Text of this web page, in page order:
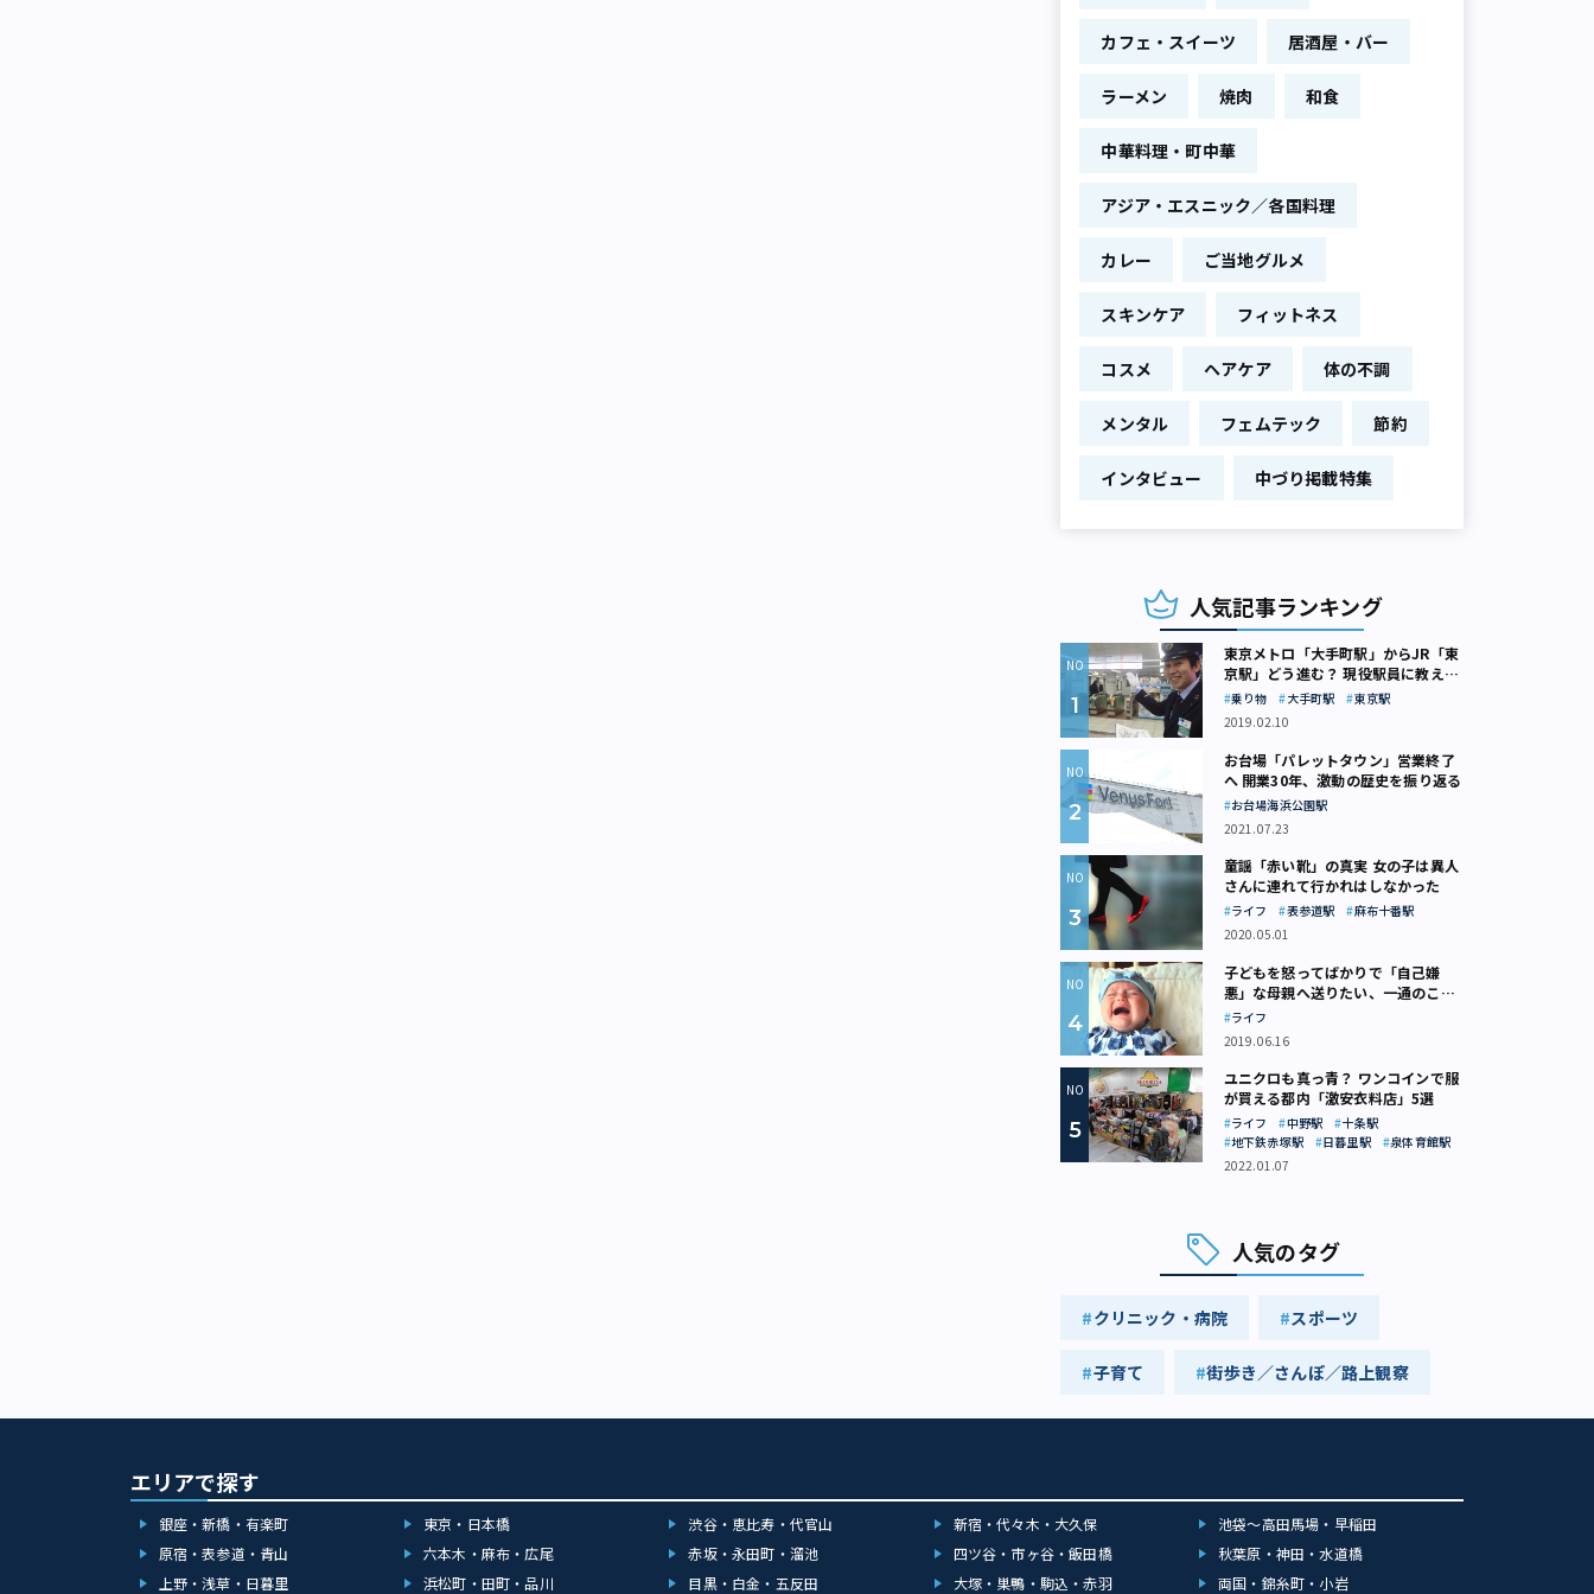
カフェ・スイーツ 居酒屋・バー
ラーメン 焼肉 和食
中華料理・町中華
アジア・エスニック／各国料理
カレー ご当地グルメ
スキンケア フィットネス
コスメ ヘアケア 体の不調
メンタル フェムテック 節約
インタビュー 中づり掲載特集
人気記事ランキング
東京メトロ「大手町駅」からJR「東
京駅」どう進む？ 現役駅員に教えて
もらいました
乗り物 大手町駅
東京駅
2019.02.10
お台場「パレットタウン」営業終了
へ 開業30年、激動の歴史を振り返る
お台場海浜公園駅
2021.07.23
童謡「赤い靴」の真実 女の子は異人
さんに連れて行かれはしなかった
ライフ 表参道駅
麻布十番駅
2020.05.01
子どもを怒ってばかりで「自己嫌
悪」な母親へ送りたい、一通のここ
ろの処方箋
ライフ
2019.06.16
ユニクロも真っ青？ ワンコインで服
が買える都内「激安衣料店」5選
ライフ 中野駅
十条駅
地下鉄赤塚駅
日暮里駅
泉体育館駅
2022.01.07
人気のタグ
クリニック・病院 スポーツ
子育て 街歩き／さんぽ／路上観察
エリアで探す
銀座・新橋・有楽町 東京・日本橋 渋谷・恵比寿・代官山 新宿・代々木・大久保
池袋～高田馬場・早稲田
原宿・表参道・青山
六本木・麻布・広尾 赤坂・永田町・溜池 四ツ谷・市ヶ谷・飯田橋
秋葉原・神田・水道橋
上野・浅草・日暮里
浜松町・田町・品川 目黒・白金・五反田 大塚・巣鴨・駒込・赤羽 両国・錦糸町・小岩